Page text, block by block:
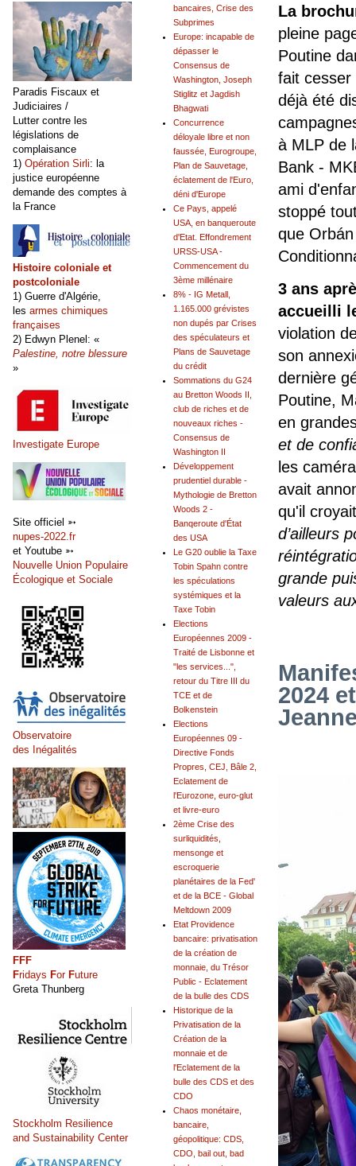
La
pleine
Poutine
fait cesser
déjà été
à MLP de
Bank -
ami
stoppé
que
3 ans
accueilli
violation
son
dernière
Poutine,
en
et de
les
avait
qu'il
d’ailleurs
grande
valeurs
2024
bancaires, Crise des
Subprimes
Europe: incapable de
dépasser le
Consensus de
Washington, Joseph
Stiglitz et Jagdish
Bhagwati
Concurrence
déloyale libre et non
faussée, Eurogroupe,
Plan de Sauvetage,
éclatement de l'Euro,
déni d'Europe
Ce Pays, appelé
USA, en banqueroute
d'Etat. Effondrement
URSS-USA -
Commencement du
3ème millénaire
8% - IG Metall,
1.165.000 grévistes
non dupés par Crises
des spéculateurs et
Plans de Sauvetage
du crédit
Sommations du G24
au Bretton Woods II,
club de riches et de
nouveaux riches -
Consensus de
Washington II
Développement
prudentiel durable -
Mythologie de Bretton
Woods 2 -
Banqeroute d'État
des USA
Le G20 oublie la Taxe
Tobin Spahn contre
les spéculations
systémiques et la
Taxe Tobin
Elections
Européennes 2009 -
Traité de Lisbonne et
"les services...",
retour du Titre III du
TCE et de
Bolkenstein
Elections
Européennes 09 -
Directive Fonds
Propres, CEJ, Bâle 2,
Eclatement de
l'Eurozone, euro-glut
et livre-euro
2ème Crise des
surliquidités,
mensonge et
escroquerie
planétaires de la Fed'
et de la BCE - Global
Meltdown 2009
Etat Providence
bancaire: privatisation
de la création de
monnaie, du Trésor
Public - Eclatement
de la bulle des CDS
Historique de la
Privatisation de la
Création de la
monnaie et de
l'Eclatement de la
bulle des CDS et des
CDO
Chaos monétaire,
bancaire,
géopolitique: CDS,
CDO, bail out, bad
Paradis Fiscaux et
Judiciaires /
Lutter contre les
législations de
complaisance
1) Opération Sirli: la
justice européenne
demande des comptes à
la France
Histoire coloniale et
postcoloniale
1) Guerre d'Algérie,
les armes chimiques
françaises
2) Edwyn Plenel: «
Palestine, notre blessure
»
Investigate Europe
Site officiel ➳
nupes-2022.fr
et Youtube ➳
Nouvelle Union Populaire
Écologique et Sociale
Observatoire
des Inégalités
FFF
Fridays For Future
Greta Thunberg
Stockholm Resilience
and Sustainability Center